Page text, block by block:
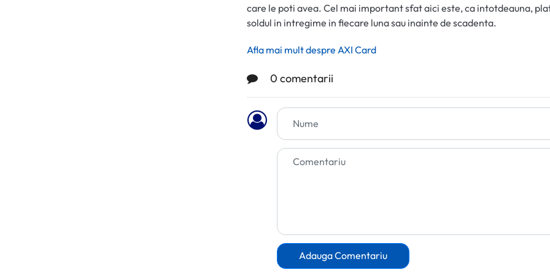
care le poti avea. Cel mai important sfat aici este, ca intotdeauna,
soldul in intregime in fiecare luna sau inainte de scadenta.
Afla mai mult despre AXI Card
0 comentarii
Adauga Comentariu